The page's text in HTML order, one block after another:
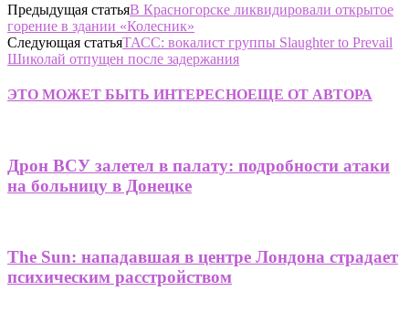
Предыдущая статьяВ Красногорске ликвидировали открытое
горение в здании «Колесник»
Следующая статьяТАСС: вокалист группы Slaughter to Prevail
Шиколай отпущен после задержания
ЭТО МОЖЕТ БЫТЬ ИНТЕРЕСНОЕЩЕ ОТ АВТОРА
Дрон ВСУ залетел в палату: подробности атаки
на больницу в Донецке
The Sun: нападавшая в центре Лондона страдает
психическим расстройством